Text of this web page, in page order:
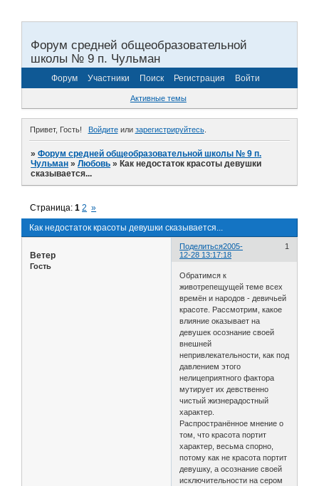
Форум средней общеобразовательной
школы № 9 п. Чульман
Форум Участники Поиск Регистрация Войти
Активные темы
Привет, Гость! Войдитеили зарегистрируйтесь.
»Форум средней общеобразовательной школы № 9 п.
Чульман »Любовь »Как недостаток красоты девушки
сказывается...
Как недостаток красоты девушки сказывается...
Страница:1 2 »
Поделиться 1
2005-
12-28 13:17:18
Ветер
Гость
Обратимся к
животрепещущей теме всех
времён и народов - девичьей
красоте. Рассмотрим, какое
влияние оказывает на
девушек осознание своей
внешней
непривлекательности, как под
давлением этого
нелицеприятного фактора
мутирует их девственно
чистый жизнерадостный
характер.
Распространённое мнение о
том, что красота портит
характер, весьма спорно,
потому как не красота портит
девушку, а осознание своей
исключительности на сером